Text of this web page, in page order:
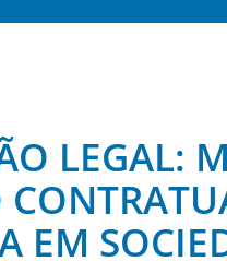
LEGAL:
EM